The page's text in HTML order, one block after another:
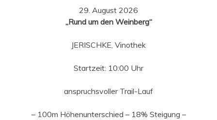
29. August 2026
„Rund um den Weinberg“
JERISCHKE, Vinothek
Startzeit: 10:00 Uhr
anspruchsvoller Trail-Lauf
– 100m Höhenunterschied – 18% Steigung –